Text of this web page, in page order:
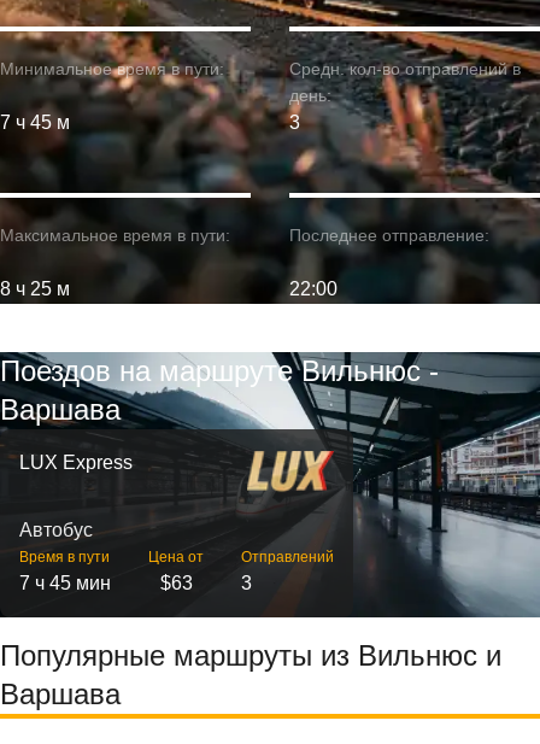
Минимальное время в пути:
7 ч 45 м
Максимальное время в пути:
8 ч 25 м
Средн. кол-во отправлений в
день:
3
Последнее отправление:
22:00
Поездов на маршруте Вильнюс -
Варшава
LUX Express
Автобус
Время в пути
7 ч 45 мин
Цена от
$63
Отправлений
3
Популярные маршруты из Вильнюс и
Варшава